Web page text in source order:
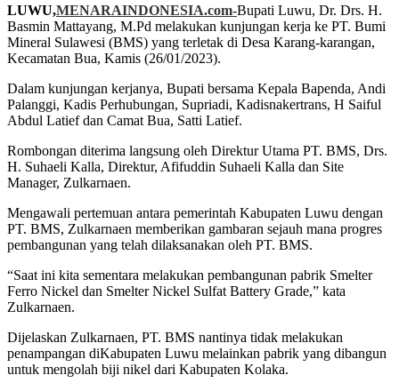
LUWU,MENARAINDONESIA.com-Bupati Luwu, Dr. Drs. H.
Basmin Mattayang, M.Pd melakukan kunjungan kerja ke PT. Bumi
Mineral Sulawesi (BMS) yang terletak di Desa Karang-karangan,
Kecamatan Bua, Kamis (26/01/2023).
Dalam kunjungan kerjanya, Bupati bersama Kepala Bapenda, Andi
Palanggi, Kadis Perhubungan, Supriadi, Kadisnakertrans, H Saiful
Abdul Latief dan Camat Bua, Satti Latief.
Rombongan diterima langsung oleh Direktur Utama PT. BMS, Drs.
H. Suhaeli Kalla, Direktur, Afifuddin Suhaeli Kalla dan Site
Manager, Zulkarnaen.
Mengawali pertemuan antara pemerintah Kabupaten Luwu dengan
PT. BMS, Zulkarnaen memberikan gambaran sejauh mana progres
pembangunan yang telah dilaksanakan oleh PT. BMS.
“Saat ini kita sementara melakukan pembangunan pabrik Smelter
Ferro Nickel dan Smelter Nickel Sulfat Battery Grade,” kata
Zulkarnaen.
Dijelaskan Zulkarnaen, PT. BMS nantinya tidak melakukan
penampangan diKabupaten Luwu melainkan pabrik yang dibangun
untuk mengolah biji nikel dari Kabupaten Kolaka.